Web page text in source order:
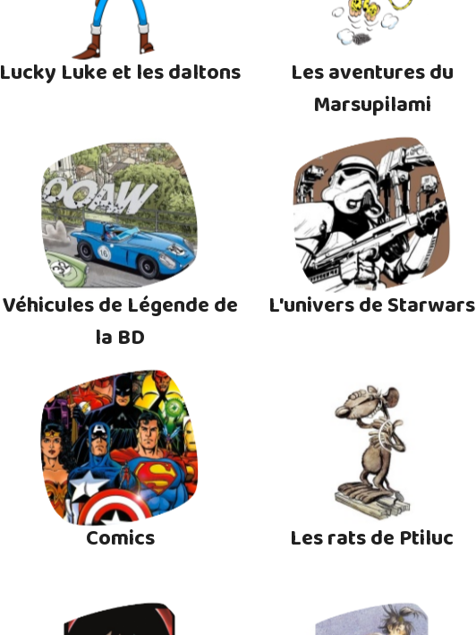
Lucky Luke et les daltons
Les aventures du
Marsupilami
Véhicules de Légende de
la BD
L'univers de Starwars
Comics Les rats de Ptiluc